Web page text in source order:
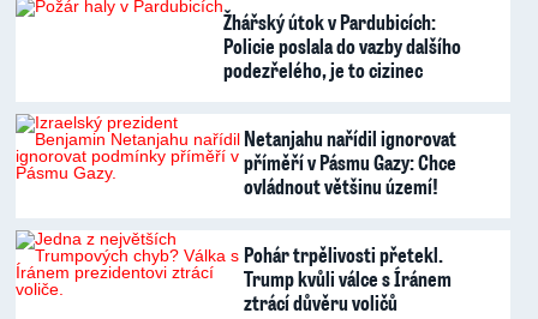
Žhářský útok v Pardubicích:
Policie poslala do vazby dalšího
podezřelého, je to cizinec
Netanjahu nařídil ignorovat
příměří v Pásmu Gazy: Chce
ovládnout většinu území!
Pohár trpělivosti přetekl.
Trump kvůli válce s Íránem
ztrácí důvěru voličů